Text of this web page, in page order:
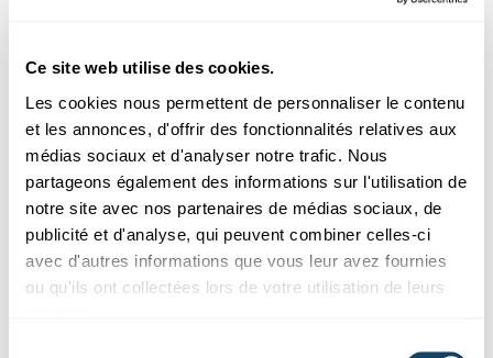
Ce site web utilise des cookies.
Les cookies nous permettent de personnaliser le contenu
et les annonces, d'offrir des fonctionnalités relatives aux
médias sociaux et d'analyser notre trafic. Nous
partageons également des informations sur l'utilisation de
notre site avec nos partenaires de médias sociaux, de
publicité et d'analyse, qui peuvent combiner celles-ci
avec d'autres informations que vous leur avez fournies
ou qu'ils ont collectées lors de votre utilisation de leurs